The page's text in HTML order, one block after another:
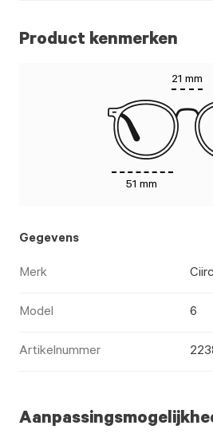
Product kenmerken
21 mm
51 mm
Gegevens
Merk
Model 6
Artikelnummer